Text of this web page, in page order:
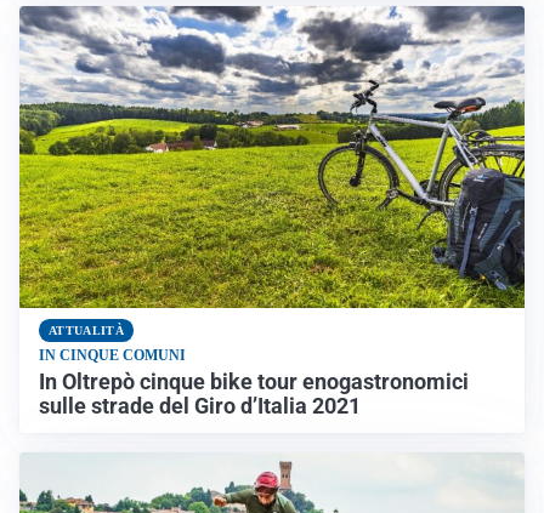
ATTUALITÀ
IN CINQUE COMUNI
In Oltrepò cinque bike tour enogastronomici
sulle strade del Giro d’Italia 2021